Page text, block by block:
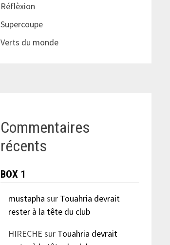
Réflèxion
Supercoupe
Verts du monde
Commentaires
récents
BOX 1
mustapha sur Touahria devrait
rester à la tête du club
HIRECHE sur Touahria devrait